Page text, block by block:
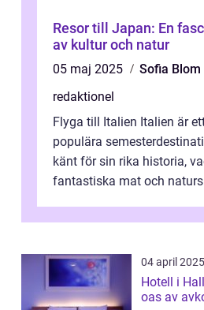
Resor till Japan: En
av kultur och natur
05 maj 2025
Sofia Blom
redaktionel
Flyga till Italien Italien är
populära
känt för sin rika historia,
fantastiska mat och
04 april 2025
Hotell i
oas av